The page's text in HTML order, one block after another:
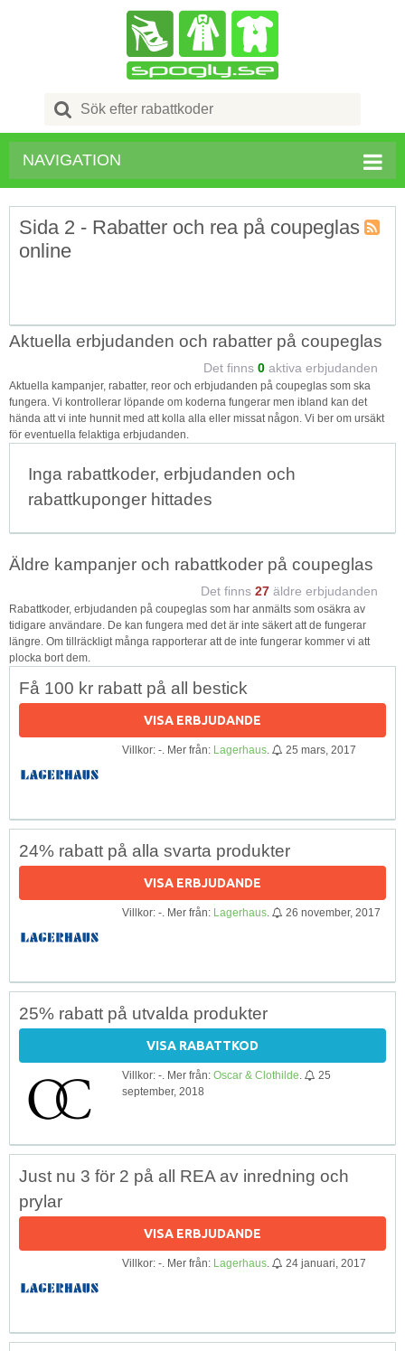
Search
for:
NAVIGATION
Sida 2 - Rabatter och rea på coupeglas
online
Aktuella erbjudanden och rabatter på coupeglas
Det finns 0 aktiva erbjudanden
Aktuella kampanjer, rabatter, reor och erbjudanden på coupeglas som ska
fungera. Vi kontrollerar löpande om koderna fungerar men ibland kan det
hända att vi inte hunnit med att kolla alla eller missat någon. Vi ber om ursäkt
för eventuella felaktiga erbjudanden.
Inga rabattkoder, erbjudanden och
rabattkuponger hittades
Äldre kampanjer och rabattkoder på coupeglas
Det finns 27 äldre erbjudanden
Rabattkoder, erbjudanden på coupeglas som har anmälts som osäkra av
tidigare användare. De kan fungera med det är inte säkert att de fungerar
längre. Om tillräckligt många rapporterar att de inte fungerar kommer vi att
plocka bort dem.
Få 100 kr rabatt på all bestick
VISA ERBJUDANDE
Villkor: -. Mer från: Lagerhaus 25 mars, 2017
24% rabatt på alla svarta produkter
VISA ERBJUDANDE
Villkor: -. Mer från: Lagerhaus 26 november, 2017
25% rabatt på utvalda produkter
VISA RABATTKOD
Villkor: -. Mer från: Oscar & Clothilde
25
september, 2018
Just nu 3 för 2 på all REA av inredning och
prylar
VISA ERBJUDANDE
Villkor: -. Mer från: Lagerhaus 24 januari, 2017